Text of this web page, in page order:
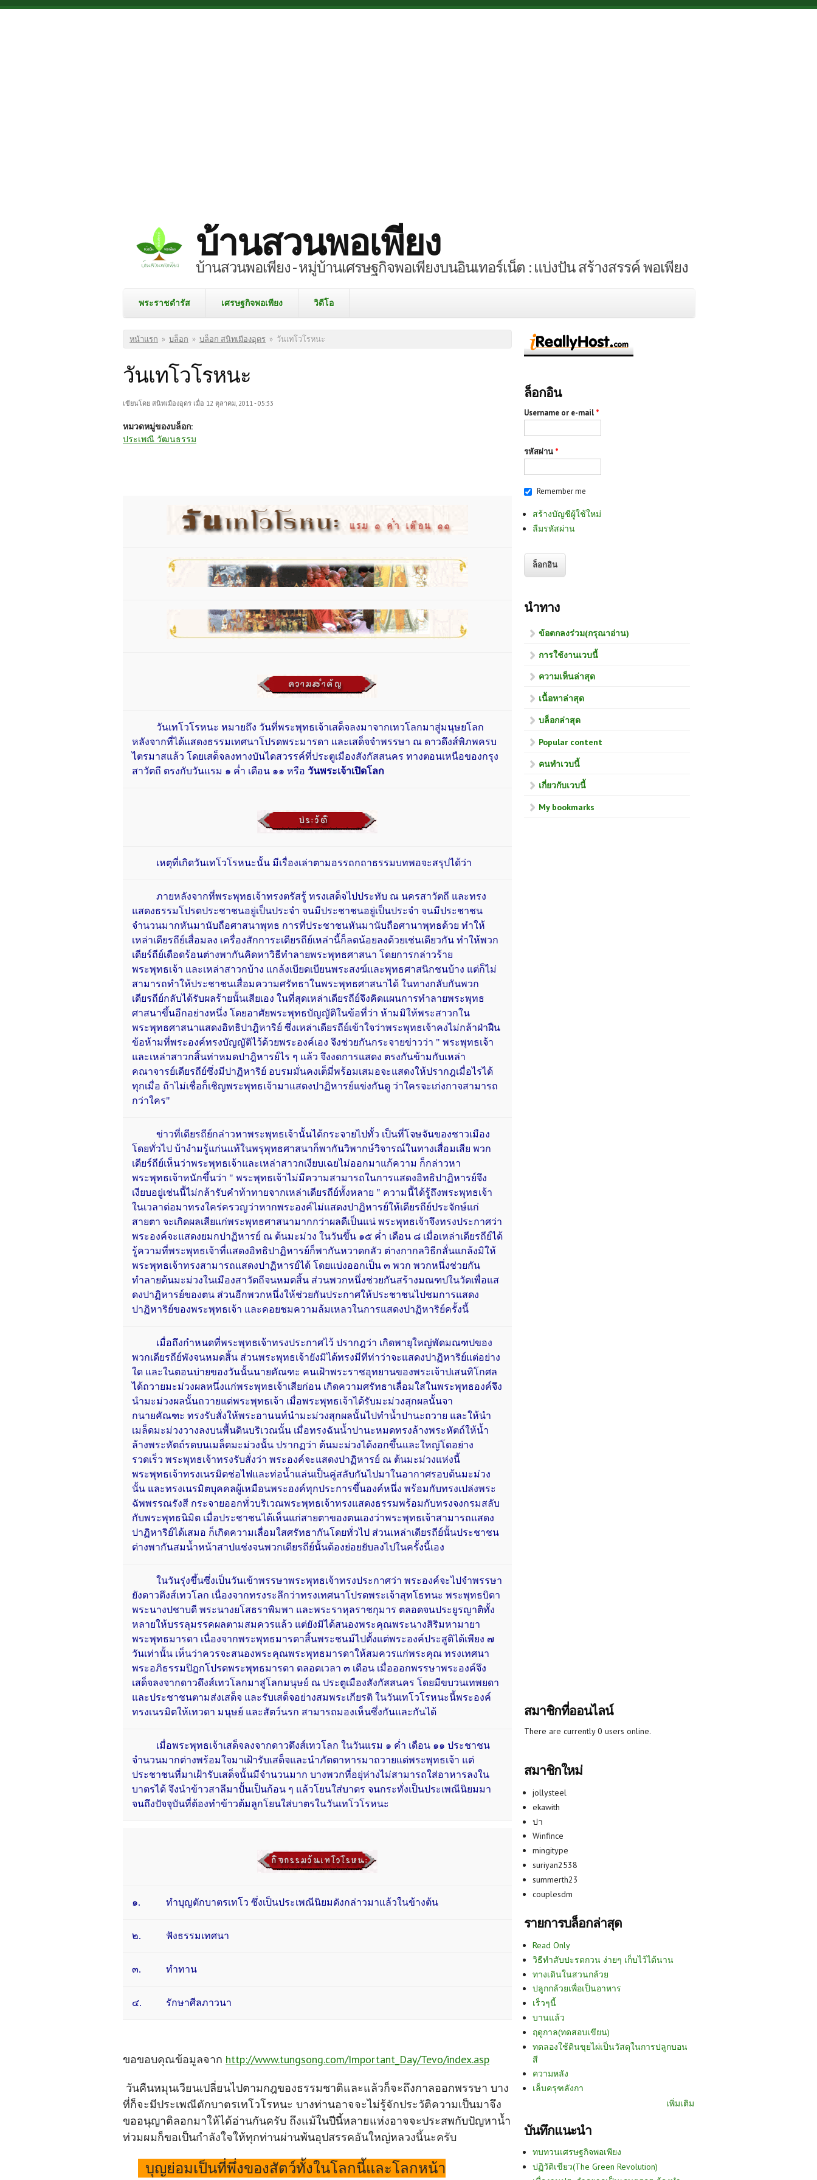
Skip to main content
บ้านสวนพอเพียง
บ้านสวนพอเพียง - หมู่บ้านเศรษฐกิจพอเพียงบนอินเทอร์เน็ต : แบ่งปัน สร้างสรรค์ พอเพียง
พระราชดำรัส เศรษฐกิจพอเพียง วิดีโอ
คุณอยู่ที่นี่
หน้าแรก » บล็อก » บล็อก สนิทเมืองอุดร » วันเทโวโรหนะ
วันเทโวโรหนะ
เขียนโดย สนิทเมืองอุดร เมื่อ 12 ตุลาคม, 2011 - 05:33
หมวดหมู่ของบล็อก:
ประเพณี วัฒนธรรม
วันเทโวโรหนะ หมายถึง วันที่พระพุทธเจ้าเสด็จลงมาจากเทวโลกมาสู่มนุษยโลก
หลังจากที่ได้แสดงธรรมเทศนาโปรดพระมารดา และเสด็จจำพรรษา ณ ดาวดึงส์พิภพครบ
ไตรมาสแล้ว โดยเสด็จลงทางบันไดสวรรค์ที่ประตูเมืองสังกัสสนคร ทางตอนเหนือของกรุง
สาวัตถี ตรงกับวันแรม ๑ ค่ำ เดือน ๑๑ หรือ วันพระเจ้าเปิดโลก
เหตุที่เกิดวันเทโวโรหนะนั้น มีเรื่องเล่าตามอรรถกถาธรรมบทพอจะสรุปได้ว่า
ภายหลังจากที่พระพุทธเจ้าทรงตรัสรู้ ทรงเสด็จไปประทับ ณ นครสาวัตถี และทรง
แสดงธรรมโปรดประชาชนอยู่เป็นประจำ จนมีประชาชนอยู่เป็นประจำ จนมีประชาชน
จำนวนมากหันมานับถือศาสนาพุทธ การที่ประชาชนหันมานับถือศานาพุทธด้วย ทำให้
เหล่าเดียรถีย์เสื่อมลง เครื่องสักการะเดียรถีย์เหล่านี้ก็ลดน้อยลงด้วยเช่นเดียวกัน ทำให้พวก
เดียร์ถีย์เดือดร้อนต่างพากันคิดหาวิธีทำลายพระพุทธศาสนา โดยการกล่าวร้าย
พระพุทธเจ้า และเหล่าสาวกบ้าง แกล้งเบียดเบียนพระสงฆ์และพุทธศาสนิกชนบ้าง แต่ก็ไม่
สามารถทำให้ประชาชนเสื่อมความศรัทธาในพระพุทธศาสนาได้ ในทางกลับกันพวก
เดียรถีย์กลับได้รับผลร้ายนั้นเสียเอง ในที่สุดเหล่าเดียรถีย์จึงคิดแผนการทำลายพระพุทธ
ศาสนาขึ้นอีกอย่างหนึ่ง โดยอาศัยพระพุทธบัญญัติในข้อที่ว่า ห้ามมิให้พระสาวกใน
พระพุทธศาสนาแสดงอิทธิปาฎิหาริย์ ซึ่งเหล่าเดียรถีย์เข้าใจว่าพระพุทธเจ้าคงไม่กล้าฝ่าฝืน
ข้อห้ามที่พระองค์ทรงบัญญัติไว้ด้วยพระองค์เอง จึงช่วยกันกระจายข่าวว่า " พระพุทธเจ้า
และเหล่าสาวกสิ้นท่าหมดปาฎิหารย์ไร ๆ แล้ว จึงงดการแสดง ตรงกันข้ามกับเหล่า
คณาจารย์เดียรถีย์ซึ่งมีปาฏิหาริย์ อบรมมั่นคงเต็มี่พร้อมเสมอจะแสดงให้ปรากฎเมื่อไรได้
ทุกเมื่อ ถ้าไม่เชื่อก็เชิญพระพุทธเจ้ามาแสดงปาฏิหารย์แข่งกันดู ว่าใครจะเก่งกาจสามารถ
กว่าใคร"
ข่าวที่เดียรถีย์กล่าวหาพระพุทธเจ้านั้นได้กระจายไปทั้ว เป็นที่โจษจันของชาวเมือง
โดยทั่วไป บ้างำมรู้แก่นแท้ในพรุพุทธศาสนาก็พากันวิพากษ์วิจารณ์ในทางเสื่อมเสีย พวก
เดียร์ถีย์เห็นว่าพระพุทธเจ้าและเหล่าสาวกเงียบเฉยไม่ออกมาแก้ความ ก็กล่าวหา
พระพุทธเจ้าหนักขึ้นว่า " พระพุทธเจ้าไม่มีความสามารถในการแสดงอิทธิปาฏิหารย์จึง
เงียบอยู่เช่นนี้ไม่กล้ารับคำท้าทายจากเหล่าเดียรถีย์ทั้งหลาย " ความนี้ได้รู้ถึงพระพุทธเจ้า
ในเวลาต่อมาทรงใคร่ครวญว่าหากพระองค์ไม่แสดงปาฏิหารย์ให้เดียรถีย์ประจักษ์แก่
สายตา จะเกิดผลเสียแก่พระพุทธศาสนามากกว่าผลดีเป็นแน่ พระพุทธเจ้าจึงทรงประกาศว่า
พระองค์จะแสดงยมกปาฏิหารย์ ณ ต้นมะม่วง ในวันขึ้น ๑๕ ค่ำ เดือน ๘ เมื่อเหล่าเดียรถีย์ได้
รู้ความที่พระพุทธเจ้าที่แสดงอิทธิปาฏิหารย์ก็พากันหวาดกลัว ต่างกากลวิธีกลั่นแกล้งมิให้
พระพุทธเจ้าทรงสามารถแสดงปาฏิหารย์ได้ โดยแบ่งออกเป็น ๓ พวก พวกหนึ่งช่วยกัน
ทำลายต้นมะม่วงในเมืองสาวัตถีจนหมดสิ้น ส่วนพวกหนึ่งช่วยกันสร้างมณฑปในวัดเพื่อแส
ดงปาฏิหารย์ของตน ส่วนอีกพวกหนึ่งให้ช่วยกันประกาศให้ประชาชนไปชมการแสดง
ปาฏิหาริย์ของพระพุทธเจ้า และคอยชมความล้มเหลวในการแสดงปาฏิหาริย์ครั้งนี้
เมื่อถึงกำหนดที่พระพุทธเจ้าทรงประกาศไว้ ปรากฎว่า เกิดพายุใหญ่พัดมณฑปของ
พวกเดียรถีย์พังจนหมดสิ้น ส่วนพระพุทธเจ้ายังมิได้ทรงมีทีท่าว่าจะแสดงปาฏิหาริย์แต่อย่าง
ใด และในตอนบ่ายของวันนั้นนายคัณฑะ คนเฝ้าพระราชอุทยานของพระเจ้าปเสนทิโกศล
ได้ถวายมะม่วงผลหนึ่งแก่พระพุทธเจ้าเสียก่อน เกิดความศรัทธาเลื่อมใสในพระพุทธองค์จึง
นำมะม่วงผลนั้นถวายแด่พระพุทธเจ้า เมื่อพระพุทธเจ้าได้รับมะม่วงสุกผลนั้นจา
กนายคัณฑะ ทรงรับสั่งให้พระอานนท์นำมะม่วงสุกผลนั้นไปทำน้ำปานะถวาย และให้นำ
เมล็ดมะม่วงวางลงบนพื้นดินบริเวณนั้น เมื่อทรงฉันน้ำปานะหมดทรงล้างพระหัตถ์ให้น้ำ
ล้างพระหัตถ์รดบนเมล็ดมะม่วงนั้น ปรากฏว่า ต้นมะม่วงได้งอกขึ้นและใหญ่โดอย่าง
รวดเร็ว พระพุทธเจ้าทรงรับสั่งว่า พระองค์จะแสดงปาฏิหารย์ ณ ต้นมะม่วงแห่งนี้
พระพุทธเจ้าทรงเนรมิตช่อไฟและท่อน้ำแล่นเป็นคู่สลับกันไปมาในอากาศรอบต้นมะม่วง
นั้น และทรงเนรมิตบุคคลผู้เหมือนพระองค์ทุกประการขึ้นองค์หนึ่ง พร้อมกับทรงเปล่งพระ
ฉัพพรรณรังสี กระจายออกทั่วบริเวณพระพุทธเจ้าทรงแสดงธรรมพร้อมกับทรงจงกรมสลับ
กับพระพุทธนิมิต เมื่อประชาชนได้เห็นแก่สายตาของตนเองว่าพระพุทธเจ้าสามารถแสดง
ปาฏิหาริย์ได้เสมอ ก็เกิดความเลื่อมใสศรัทธากันโดยทั่วไป ส่วนเหล่าเดียรถีย์นั้นประชาชน
ต่างพากันสมน้ำหน้าสาปแช่งจนพวกเดียรถีย์นั้นต้องย่อยยับลงไปในครั้งนี้เอง
ในวันรุ่งขึ้นซึ่งเป็นวันเข้าพรรษาพระพุทธเจ้าทรงประกาศว่า พระองค์จะไปจำพรรษา
ยังดาวดึงส์เทวโลก เนื่องจากทรงระลึกว่าทรงเทศนาโปรดพระเจ้าสุทโธทนะ พระพุทธบิดา
พระนางปชาบดี พระนางยโสธราพิมพา และพระราหุลราชกุมาร ตลอดจนประยูรญาติทั้ง
หลายให้บรรลุมรรคผลตามสมควรแล้ว แต่ยังมิได้สนองพระคุณพระนางสิริมหามายา
พระพุทธมารดา เนื่องจากพระพุทธมารดาสิ้นพระชนม์ไปตั้งแต่พระองค์ประสูติได้เพียง ๗
วันเท่านั้น เห็นว่าควรจะสนองพระคุณพระพุทธมารดาให้สมควรแก่พระคุณ ทรงเทศนา
พระอภิธรรมปิฎกโปรดพระพุทธมารดา ตลอดเวลา ๓ เดือน เมื่อออกพรรษาพระองค์จึง
เสด็จลงจากดาวดึงส์เทวโลกมาสู่โลกมนุษย์ ณ ประตูเมืองสังกัสสนคร โดยมีขบวนเทพยดา
และประชาชนตามส่งเสด็จ และรับเสด็จอย่างสมพระเกียรติ ในวันเทโวโรหนะนี้พระองค์
ทรงเนรมิตให้เทวดา มนุษย์ และสัตว์นรก สามารถมองเห็นซึ่งกันและกันได้
เมื่อพระพุทธเจ้าเสด็จลงจากดาวดึงส์เทวโลก ในวันแรม ๑ ค่ำ เดือน ๑๑ ประชาชน
จำนวนมากต่างพร้อมใจมาเฝ้ารับเสด็จและนำภัตตาหารมาถวายแด่พระพุทธเจ้า แต่
ประชาชนที่มาเฝ้ารับเสด็จนั้นมีจำนวนมาก บางพวกที่อยุ่ห่างไม่สามารถใส่อาหารลงใน
บาตรได้ จึงนำข้าวสาลีมาปั้นเป็นก้อน ๆ แล้วโยนใส่บาตร จนกระทั่งเป็นประเพณีนิยมมา
จนถึงปัจจุบันที่ต้องทำข้าวต้มลูกโยนใส่บาตรในวันเทโวโรหนะ
๑. ทำบุญตักบาตรเทโว ซึ่งเป็นประเพณีนิยมดังกล่าวมาแล้วในข้างต้น
๒. ฟังธรรมเทศนา
๓. ทำทาน
๔. รักษาศีลภาวนา
ขอขอบคุณข้อมูลจาก http://www.tungsong.com/Important_Day/Tevo/index.asp
วันคืนหมุนเวียนเปลี่ยนไปตามกฎของธรรมชาติและแล้วก็จะถึงกาลออกพรรษา บาง
ที่ก็จะมีประเพณีตักบาตรเทโวโรหนะ บางท่านอาจจะไม่รู้จักประวัติความเป็นมาจึง
ขออนุญาติลอกมาให้ได้อ่านกันครับ ถึงแม้ในปีนี้หลายแห่งอาจจะประสพกับปัญหาน้ำ
ท่วมผมก็ขอเป็นกำลังใจให้ทุกท่านผ่านพ้นอุปสรรคอันใหญ่หลวงนี้นะครับ
บุญย่อมเป็นที่พึ่งของสัตว์ทั้งในโลกนี้และโลกหน้า
ล็อกอิน
Username or e-mail *
รหัสผ่าน *
Remember me
สร้างบัญชีผู้ใช้ใหม่
ลืมรหัสผ่าน
นำทาง
ข้อตกลงร่วม(กรุณาอ่าน)
การใช้งานเวบนี้
ความเห็นล่าสุด
เนื้อหาล่าสุด
บล็อกล่าสุด
Popular content
คนทำเวบนี้
เกี่ยวกับเวบนี้
My bookmarks
สมาชิกที่ออนไลน์
There are currently 0 users online.
สมาชิกใหม่
jollysteel
ekawith
ปา
Winfince
mingitype
suriyan2538
summerth23
couplesdm
รายการบล็อกล่าสุด
Read Only
วิธีทำสับปะรดกวน ง่ายๆ เก็บไว้ได้นาน
ทางเดินในสวนกล้วย
ปลูกกล้วยเพื่อเป็นอาหาร
เร็วๆนี้
บานแล้ว
ฤดูกาล(ทดสอบเขียน)
ทดลองใช้ดินขุยไผ่เป็นวัสดุในการปลูกบอน
สี
ความหลัง
เล็บครุฑลังกา
เพิ่มเติม
บันทึกแนะนำ
ทบทวนเศรษฐกิจพอเพียง
ปฏิวัติเขียว(The Green Revolution)